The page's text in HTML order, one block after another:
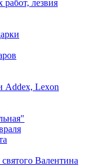
лезвия
Addex, Lexon
Валентина